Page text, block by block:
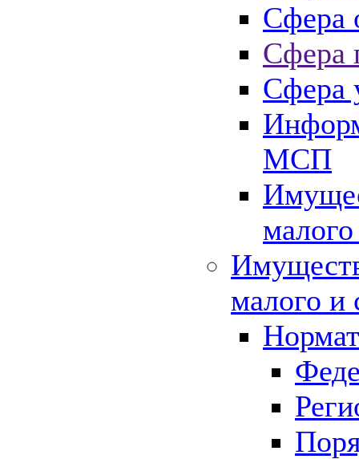
Сфера
Сфера
Сфера
МСП
малого и